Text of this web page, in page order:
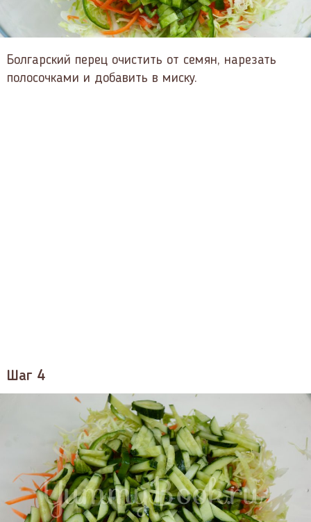
Болгарский перец очистить от семян, нарезать
полосочками и добавить в миску.
Шаг 4